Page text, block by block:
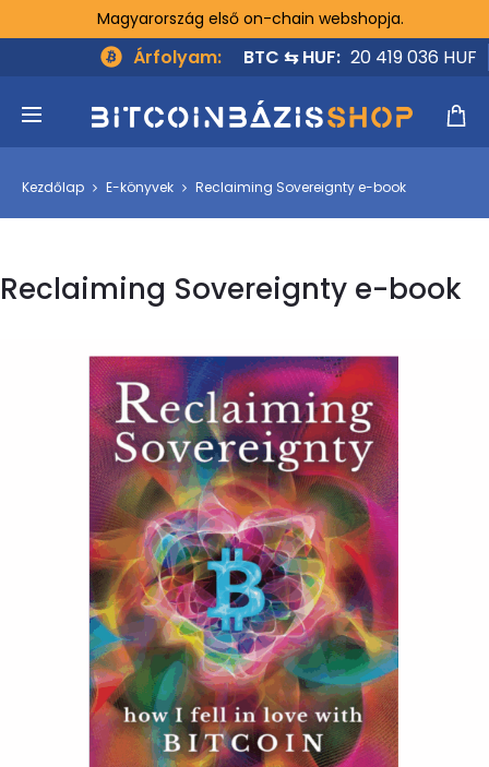
Magyarország első on-chain webshopja.
Árfolyam: BTC ⇆ HUF: 20 419 036 HUF
Kezdőlap E-könyvek Reclaiming Sovereignty e-book
Reclaiming Sovereignty e-book